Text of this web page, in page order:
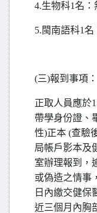
4.生物科1名：
5.閩南語科1名
(三)報到事項：
正取人員應於
帶學身份證、
性)正本 (查驗
局帳戶影本及
室辦理報到，
或偽造之情事
日內繳交健保
近三個月內胸